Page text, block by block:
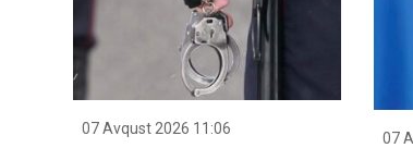
07 Avqust 2026 11:06
07